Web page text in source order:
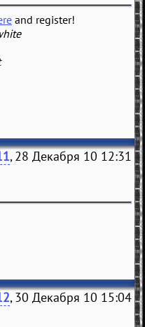
and register!
, 28 Декабря 10 12:31
, 30 Декабря 10 15:04